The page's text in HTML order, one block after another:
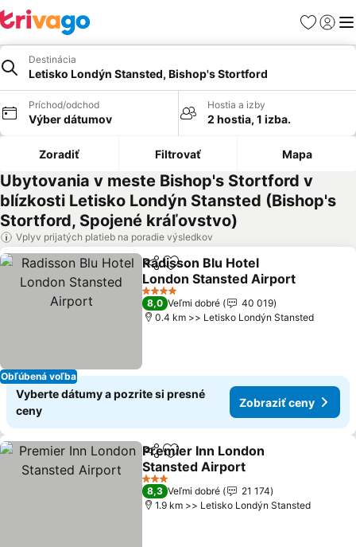
Obľúbené
Destinácia
Letisko Londýn Stansted, Bishop's Stortford
Príchod/odchod
Výber dátumov
Hostia a izby
2 hostia, 1 izba.
Zoradiť Filtrovať Mapa
Ubytovania v meste Bishop's Stortford v
blízkosti Letisko Londýn Stansted (Bishop's
Stortford, Spojené kráľovstvo)
Vplyv prijatých platieb na poradie výsledkov
Obľúbená voľba
ZdieľaťPridať do obľúbených
Radisson Blu Hotel
London Stansted Airport
Zobraziť ceny
4 Počet hviezdičiek
8,0 Veľmi dobré
40 019
0.4 km >> Letisko Londýn Stansted
Vyberte dátumy a pozrite si presné
ceny
Zobraziť ceny
ZdieľaťPridať do obľúbených
Premier Inn London
Stansted Airport
Zobraziť ceny
3 Počet hviezdičiek
8,3 Veľmi dobré
21 174
1.9 km >> Letisko Londýn Stansted